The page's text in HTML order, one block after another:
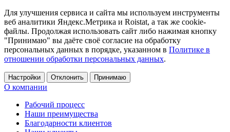
Для улучшения сервиса и сайта мы используем инструменты
веб аналитики Яндекс.Метрика и Roistat, а так же cookie-
файлы. Продолжая использовать сайт либо нажимая кнопку
"Принимаю" вы даёте своё согласие на обработку
персональных данных в порядке, указанном в Политике в
отношении обработки персональных данных.
Настройки Отклонить Принимаю
О компании
Рабочий процесс
Наши преимущества
Благодарности клиентов